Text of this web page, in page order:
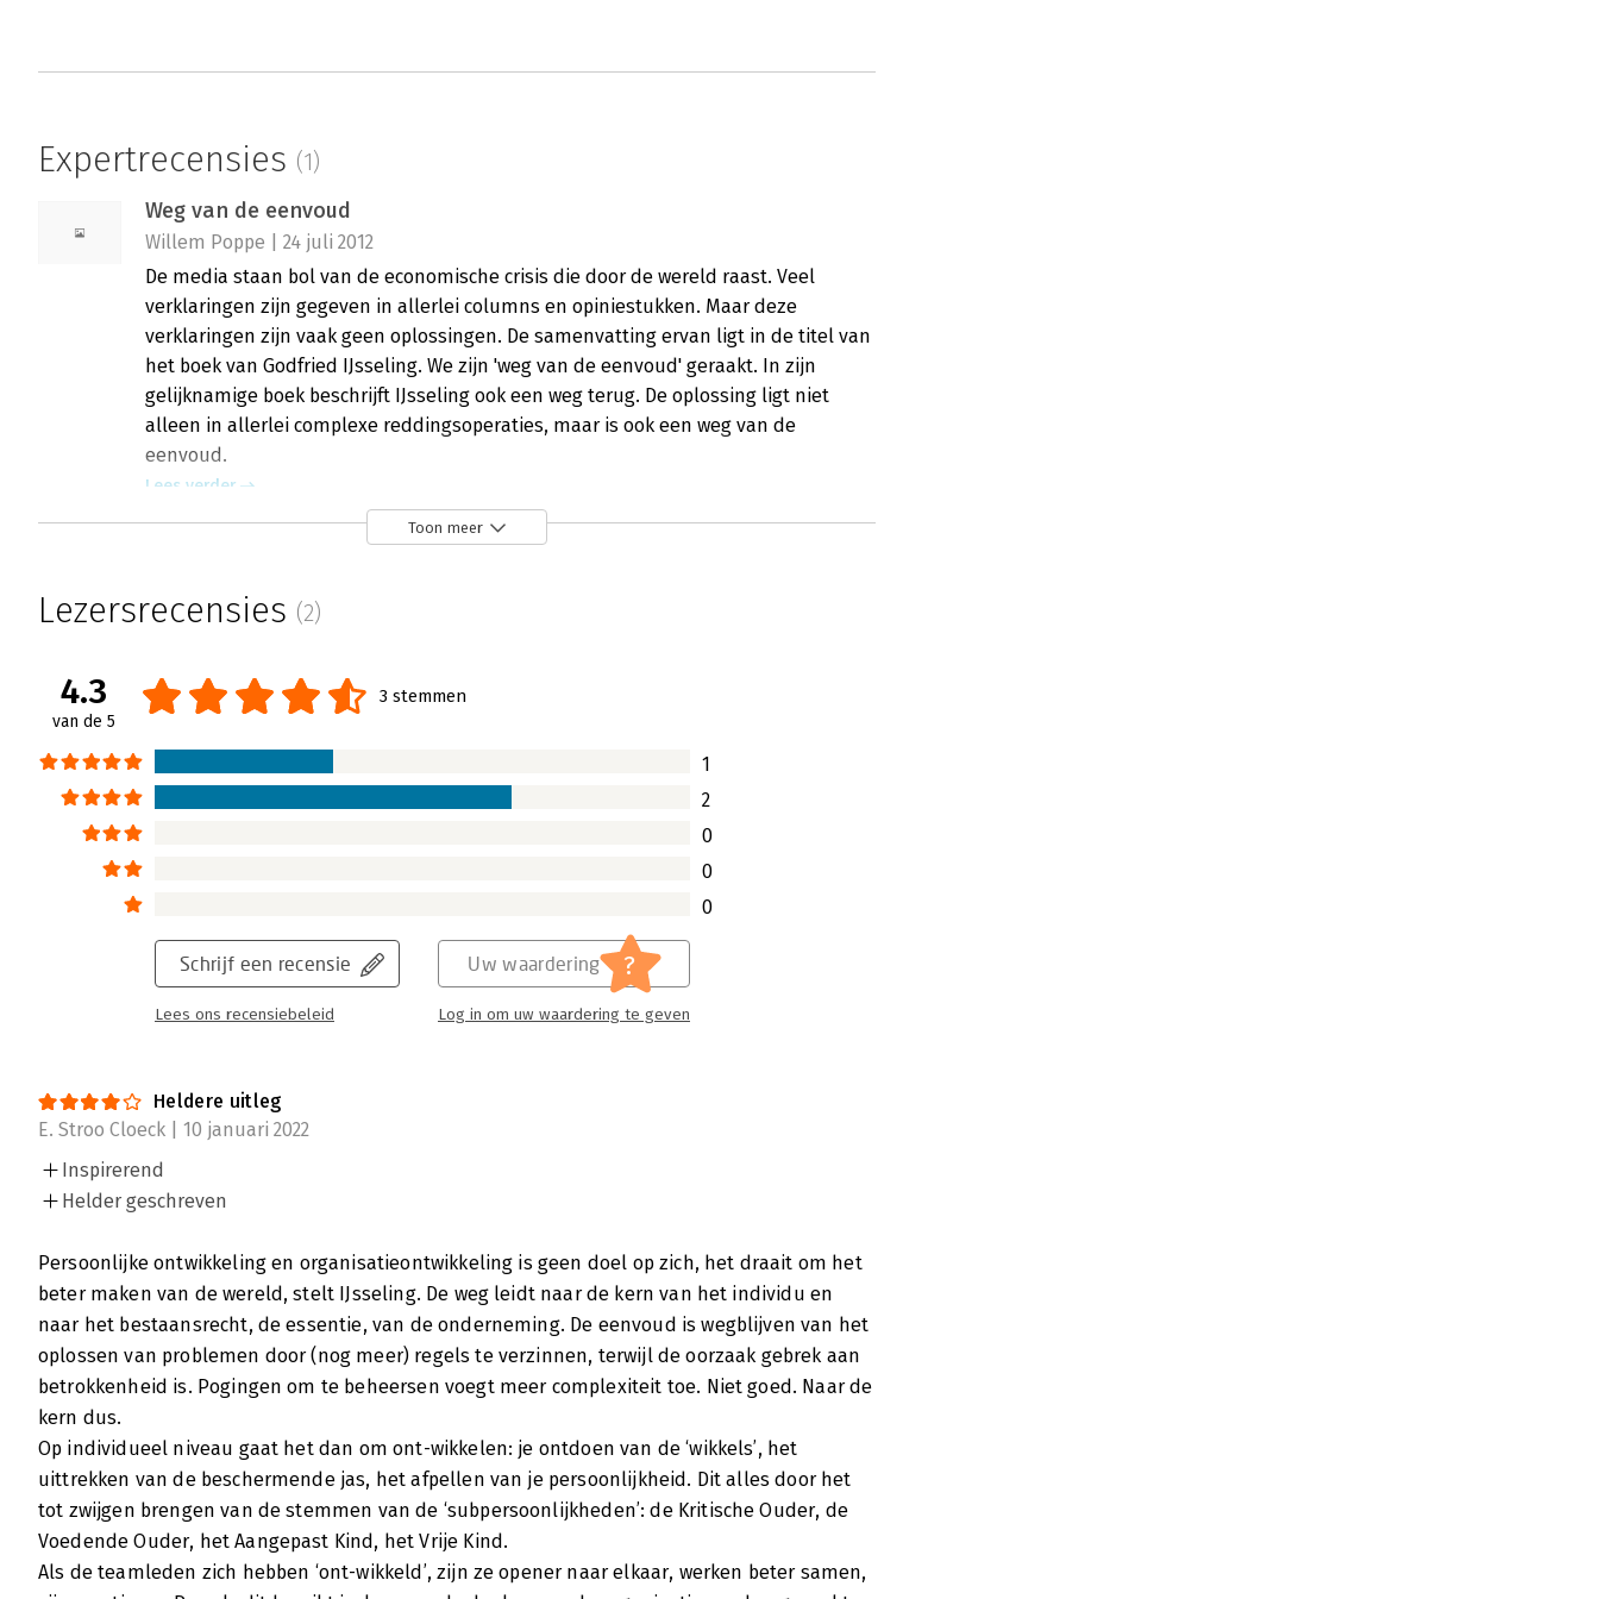
Expertrecensies (1)
Weg van de eenvoud
Willem Poppe | 24 juli 2012
De media staan bol van de economische crisis die door de wereld raast. Veel
verklaringen zijn gegeven in allerlei columns en opiniestukken. Maar deze
verklaringen zijn vaak geen oplossingen. De samenvatting ervan ligt in de titel van
het boek van Godfried IJsseling. We zijn 'weg van de eenvoud' geraakt. In zijn
gelijknamige boek beschrijft IJsseling ook een weg terug. De oplossing ligt niet
alleen in allerlei complexe reddingsoperaties, maar is ook een weg van de
eenvoud.
Lees verder
Toon meer
Lezersrecensies (2)
4.3
van de 5
3 stemmen
1
2
0
0
0
Schrijf een recensie
Lees ons recensiebeleid
Uw waardering ?
Log in om uw waardering te geven
Heldere uitleg
E. Stroo Cloeck | 10 januari 2022
Inspirerend
Helder geschreven
Persoonlijke ontwikkeling en organisatieontwikkeling is geen doel op zich, het draait om het
beter maken van de wereld, stelt IJsseling. De weg leidt naar de kern van het individu en
naar het bestaansrecht, de essentie, van de onderneming. De eenvoud is wegblijven van het
oplossen van problemen door (nog meer) regels te verzinnen, terwijl de oorzaak gebrek aan
betrokkenheid is. Pogingen om te beheersen voegt meer complexiteit toe. Niet goed. Naar de
kern dus.
Op individueel niveau gaat het dan om ont-wikkelen: je ontdoen van de ‘wikkels’, het
uittrekken van de beschermende jas, het afpellen van je persoonlijkheid. Dit alles door het
tot zwijgen brengen van de stemmen van de ‘subpersoonlijkheden’: de Kritische Ouder, de
Voedende Ouder, het Aangepast Kind, het Vrije Kind.
Als de teamleden zich hebben ‘ont-wikkeld’, zijn ze opener naar elkaar, werken beter samen,